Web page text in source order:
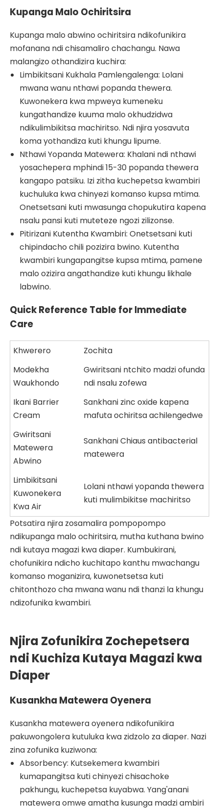
Kupanga Malo Ochiritsira
Kupanga malo abwino ochiritsira ndikofunikira
mofanana ndi chisamaliro chachangu. Nawa
malangizo othandizira kuchira:
Limbikitsani Kukhala Pamlengalenga: Lolani
mwana wanu nthawi popanda thewera.
Kuwonekera kwa mpweya kumeneku
kungathandize kuuma malo okhudzidwa
ndikulimbikitsa machiritso. Ndi njira yosavuta
koma yothandiza kuti khungu lipume.
Nthawi Yopanda Matewera: Khalani ndi nthawi
yosachepera mphindi 15-30 popanda thewera
kangapo patsiku. Izi zitha kuchepetsa kwambiri
kuchuluka kwa chinyezi komanso kupsa mtima.
Onetsetsani kuti mwasunga chopukutira kapena
nsalu pansi kuti muteteze ngozi zilizonse.
Pitirizani Kutentha Kwambiri: Onetsetsani kuti
chipindacho chili pozizira bwino. Kutentha
kwambiri kungapangitse kupsa mtima, pamene
malo ozizira angathandize kuti khungu likhale
labwino.
Quick Reference Table for Immediate
Care
Khwerero
Zochita
Modekha
Waukhondo
Gwiritsani ntchito madzi ofunda
ndi nsalu zofewa
Ikani Barrier
Cream
Sankhani zinc oxide kapena
mafuta ochiritsa achilengedwe
Gwiritsani
Matewera
Abwino
Sankhani Chiaus antibacterial
matewera
Limbikitsani
Kuwonekera
Kwa Air
Lolani nthawi yopanda thewera
kuti mulimbikitse machiritso
Potsatira njira zosamalira pompopompo
ndikupanga malo ochiritsira, mutha kuthana bwino
ndi kutaya magazi kwa diaper. Kumbukirani,
chofunikira ndicho kuchitapo kanthu mwachangu
komanso moganizira, kuwonetsetsa kuti
chitonthozo cha mwana wanu ndi thanzi la khungu
ndizofunika kwambiri.
Njira Zofunikira Zochepetsera
ndi Kuchiza Kutaya Magazi kwa
Diaper
Kusankha Matewera Oyenera
Kusankha matewera oyenera ndikofunikira
pakuwongolera kutuluka kwa zidzolo za diaper. Nazi
zina zofunika kuziwona:
Absorbency: Kutsekemera kwambiri
kumapangitsa kuti chinyezi chisachoke
pakhungu, kuchepetsa kuyabwa. Yang'anani
matewera omwe amatha kusunga madzi ambiri